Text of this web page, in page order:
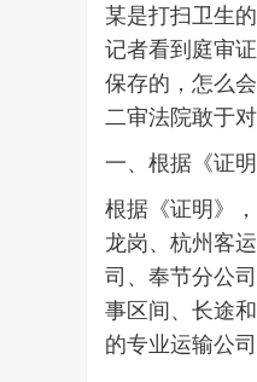
某是打扫卫生
记者看到庭审
保存的，怎么
二审法院敢于
一、根据《证
根据《证明》
龙岗、杭州客
司、奉节分公
事区间、长途
的专业运输公